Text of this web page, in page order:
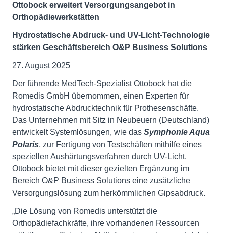
Ottobock erweitert Versorgungsangebot in
Orthopädiewerkstätten
Hydrostatische Abdruck- und UV-Licht-Technologie
stärken Geschäftsbereich O&P Business Solutions
27. August 2025
Der führende MedTech-Spezialist Ottobock hat die
Romedis GmbH übernommen, einen Experten für
hydrostatische Abdrucktechnik für Prothesenschäfte.
Das Unternehmen mit Sitz in Neubeuern (Deutschland)
entwickelt Systemlösungen, wie das Symphonie Aqua
Polaris, zur Fertigung von Testschäften mithilfe eines
speziellen Aushärtungsverfahren durch UV-Licht.
Ottobock bietet mit dieser gezielten Ergänzung im
Bereich O&P Business Solutions eine zusätzliche
Versorgungslösung zum herkömmlichen Gipsabdruck.
„Die Lösung von Romedis unterstützt die
Orthopädiefachkräfte, ihre vorhandenen Ressourcen